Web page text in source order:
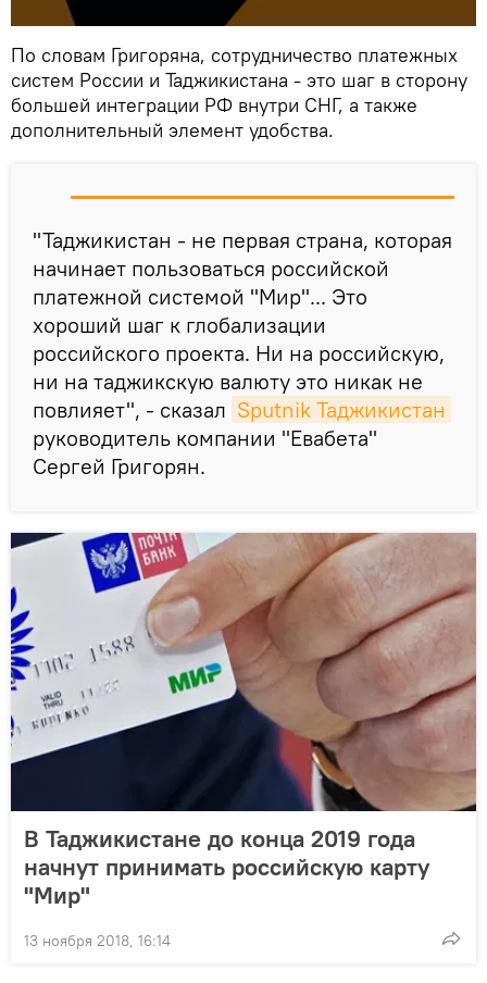
По словам Григоряна, сотрудничество платежных
систем России и Таджикистана - это шаг в сторону
большей интеграции РФ внутри СНГ, а также
дополнительный элемент удобства.
"Таджикистан - не первая страна, которая
начинает пользоваться российской
платежной системой "Мир"... Это
хороший шаг к глобализации
российского проекта. Ни на российскую,
ни на таджикскую валюту это никак не
повлияет", - сказал Sputnik Таджикистан
руководитель компании "Евабета"
Сергей Григорян.
В Таджикистане до конца 2019 года
начнут принимать российскую карту
"Мир"
13 ноября 2018, 16:14